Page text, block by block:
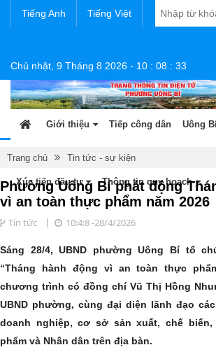
Tiếng Anh Tiếng Việt
Chủ nhật, 9 Tháng 8 2026 - 10 : 08 : 33
Giới thiệu Tiếp công dân Uông
Tin tức - sự kiện Sản phẩm OCOP
Xúc tiến đầu tư Thông tin quy hoạch
Trang chủ Tin tức - sự kiện
Phường Uông Bí phát động
vì an toàn thực phẩm năm 2026
Tin tức 10:4:8 -28/4/2026
Sáng 28/4, UBND phường Uông Bí tổ
“Tháng hành động vì an toàn thực
chương trình có đồng chí Vũ Thị Hồng
UBND phường, cùng đại diện lãnh đạo
doanh nghiệp, cơ sở sản xuất, chế
phẩm và Nhân dân trên địa bàn.